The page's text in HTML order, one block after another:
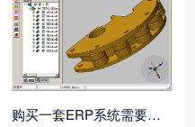
为一种系统化的管理思想和先
进的管理模式，建立...
购买一套ERP系统需要投入哪些?